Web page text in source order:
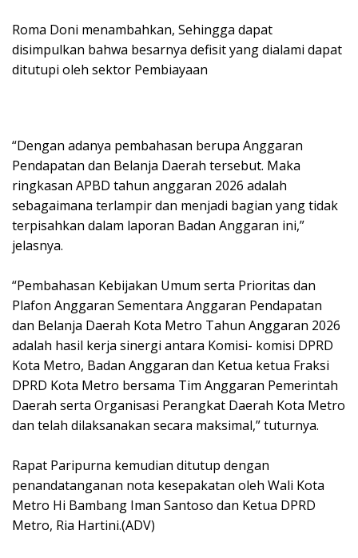
‎Roma Doni menambahkan, Sehingga dapat
disimpulkan bahwa besarnya defisit yang dialami dapat
ditutupi oleh sektor Pembiayaan
‎“Dengan adanya pembahasan berupa Anggaran
Pendapatan dan Belanja Daerah tersebut. Maka
ringkasan APBD tahun anggaran 2026 adalah
sebagaimana terlampir dan menjadi bagian yang tidak
terpisahkan dalam laporan Badan Anggaran ini,”
jelasnya.
‎“Pembahasan Kebijakan Umum serta Prioritas dan
Plafon Anggaran Sementara Anggaran Pendapatan
dan Belanja Daerah Kota Metro Tahun Anggaran 2026
adalah hasil kerja sinergi antara Komisi- komisi DPRD
Kota Metro, Badan Anggaran dan Ketua ketua Fraksi
DPRD Kota Metro bersama Tim Anggaran Pemerintah
Daerah serta Organisasi Perangkat Daerah Kota Metro
dan telah dilaksanakan secara maksimal,” tuturnya.
‎Rapat Paripurna kemudian ditutup dengan
penandatanganan nota kesepakatan oleh Wali Kota
Metro Hi Bambang Iman Santoso dan Ketua DPRD
Metro, Ria Hartini.(ADV)